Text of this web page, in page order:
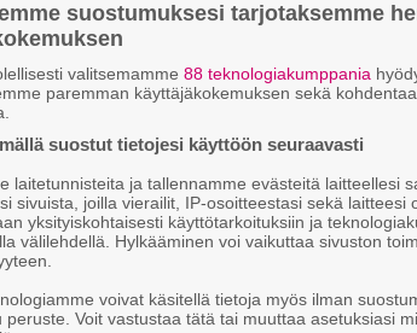
Michael Sadler tuntuisi olevan
ovat kuin esimerkki positiivisesta
tuo usein mieleen Jethro Tullin
suostumuksesi tarjotaksemme
valitsemamme 88 teknologiakumppania
paremman käyttäjäkokemuksen sekä
suostut tietojesi käyttöön seuraavasti
laitetunnisteita ja tallennamme evästeitä laitteellesi
sivuista, joilla vierailit, IP-osoitteestasi sekä laitteesi
yksityiskohtaisesti käyttötarkoituksiin ja
välilehdellä. Hylkääminen voi vaikuttaa sivuston
voivat käsitellä tietoja myös ilman
peruste. Voit vastustaa tätä tai muuttaa asetuksiasi